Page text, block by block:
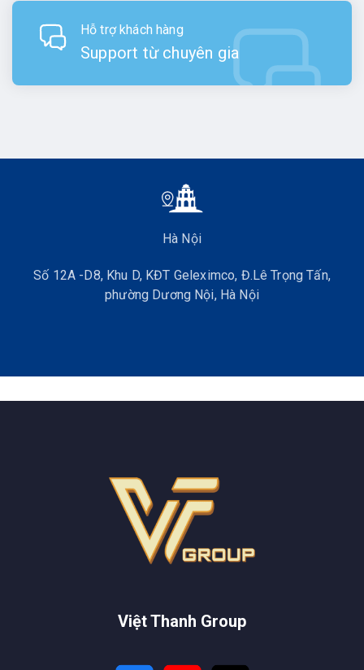
Hỗ trợ khách hàng
Support từ chuyên gia
Hà Nội
Số 12A -D8, Khu D, KĐT Geleximco, Đ.Lê Trọng Tấn,
phường Dương Nội, Hà Nội
Việt Thanh Group